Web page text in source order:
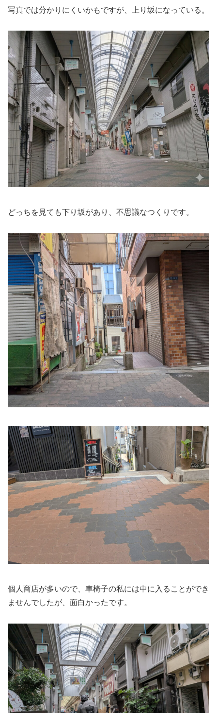
写真では分かりにくいかもですが、上り坂になっている。
どっちを見ても下り坂があり、不思議なつくりです。
個人商店が多いので、車椅子の私には中に入ることができ
ませんでしたが、面白かったです。